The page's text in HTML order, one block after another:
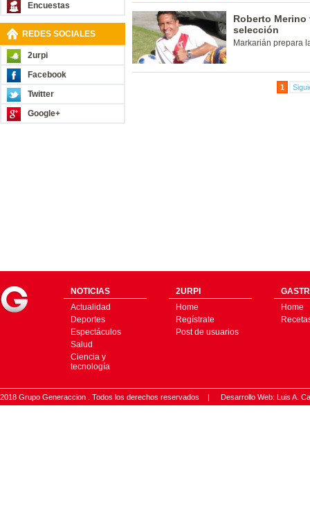
Encuestas
REDES SOCIALES
2urpi
Facebook
Twitter
Google+
Roberto
selección
Markarián prepara
1
NOTICIAS
Actualidad
Deportes
Espectáculos
Salud
Ciencia y
tecnología
2URPI
Home
Regístrate
Post de usuarios
Home
2018 Grupo Generaccion . Todos los derechos reservados | Desarrollo Web: Luis